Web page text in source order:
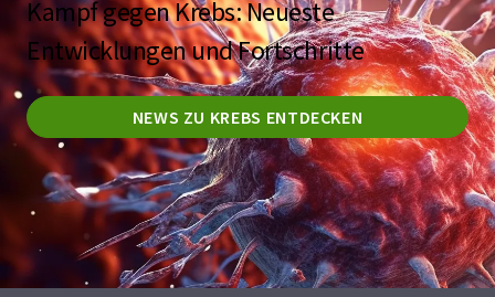
Kampf gegen Krebs: Neueste
Entwicklungen und Fortschritte
NEWS ZU KREBS ENTDECKEN